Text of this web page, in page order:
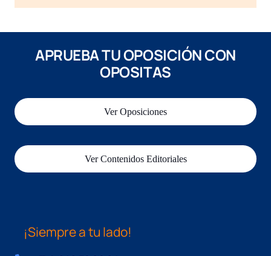
APRUEBA TU OPOSICIÓN CON
OPOSITAS
Ver Oposiciones
Ver Contenidos Editoriales
¡Siempre a tu lado!